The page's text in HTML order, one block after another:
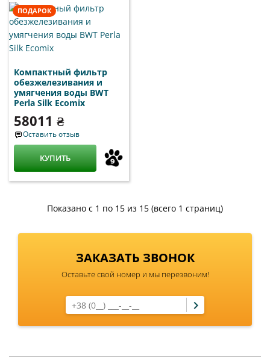
Компактный фильтр
обезжелезивания и
умягчения воды BWT
Perla Silk Ecomix
58011 ₴
Оставить отзыв
КУПИТЬ
ПОДАРОК
Показано с 1 по 15 из 15 (всего 1 страниц)
ЗАКАЗАТЬ ЗВОНОК
Оставьте свой номер и мы перезвоним!